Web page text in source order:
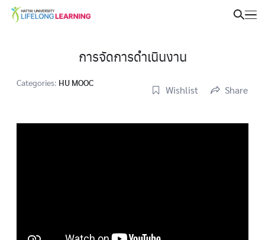
การจัดการดำเนินงาน
Categories: HU MOOC
Wishlist Share